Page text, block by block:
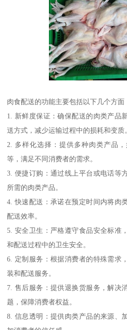
肉食配送的功能主要包括以下几个方面
1. 新鲜度保证：确保配送的肉类产品
送方式，减少运输过程中的损耗和变质
2. 多样化选择：提供多种肉类产品
等，满足不同消费者的需求。
3. 便捷订购：通过线上平台或电话等
所需的肉类产品。
4. 快速配送：承诺在预定时间内将肉
配送效率。
5. 安全卫生：严格遵守食品安全标准
和配送过程中的卫生安全。
6. 定制服务：根据消费者的特殊需求
装和配送服务。
7. 售后服务：提供退换货服务，解决
题，保障消费者权益。
8. 信息透明：提供肉类产品的来源、